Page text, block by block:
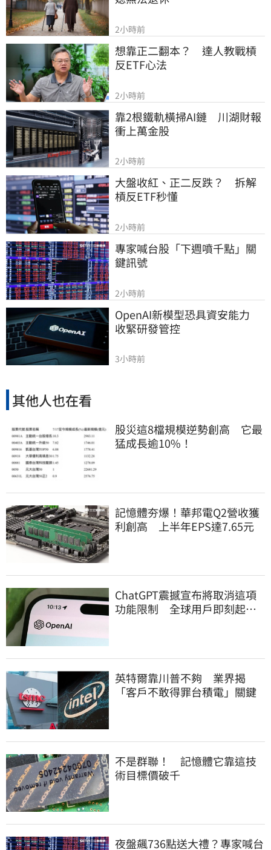
2小時前
想靠正二翻本？　達人教戰槓
反ETF心法
2小時前
靠2根鐵軌橫掃AI鏈　川湖財報
衝上萬金股
2小時前
大盤收紅、正二反跌？　拆解
槓反ETF秒懂
2小時前
專家喊台股「下週噴千點」關
鍵訊號
2小時前
OpenAI新模型恐具資安能力
收緊研發管控
3小時前
其他人也在看
股災這8檔規模逆勢創高 它最
猛成長逾10%！
記憶體夯爆！華邦電Q2營收獲
利創高 上半年EPS達7.65元
ChatGPT震撼宣布將取消這項
功能限制 全球用戶即刻起
英特爾靠川普不夠 業界揭
「客戶不敢得罪台積電」關鍵
不是群聯！ 記憶體它靠這技
術目標價破千
夜盤飆736點送大禮？專家喊台